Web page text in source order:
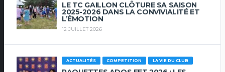
LE TC GAILLON CLÔTURE SA SAISON
2025-2026 DANS LA CONVIVIALITÉ ET
L’ÉMOTION
12 JUILLET 2026
ACTUALITÉS COMPETITION LA VIE DU CLUB